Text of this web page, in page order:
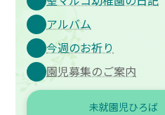
アルバム
今週のお祈り
園児募集のご案内
未就園児ひろば